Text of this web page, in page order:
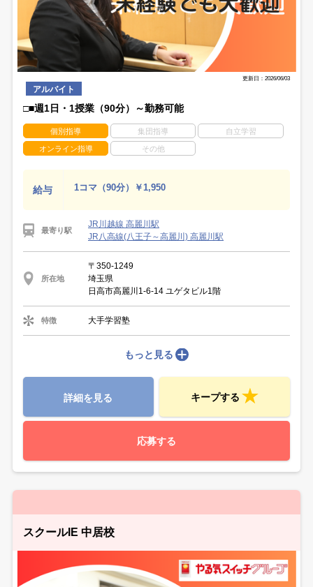
更新日：2026/06/03
アルバイト
□■週1日・1授業（90分）～勤務可能
個別指導 集団指導 自立学習
オンライン指導 その他
給与 1コマ（90分）￥1,950
最寄り駅
JR川越線 高麗川駅
JR八高線(八王子～高麗川) 高麗川駅
所在地
〒350-1249
埼玉県
日高市高麗川1-6-14 ユゲタビル1階
特徴 大手学習塾
もっと見る
詳細を見る キープする
応募する
スクールIE 中居校